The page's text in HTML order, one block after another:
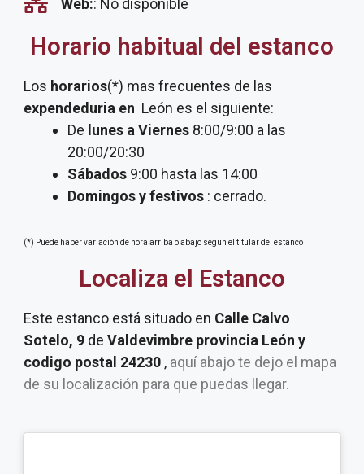
Web:: No disponible
Horario habitual del estanco
Los horarios(*) mas frecuentes de las
expendeduria en León es el siguiente:
De lunes a Viernes 8:00/9:00 a las
20:00/20:30
Sábados 9:00 hasta las 14:00
Domingos y festivos : cerrado.
(*) Puede haber variación de hora arriba o abajo segun el titular del estanco
Localiza el Estanco
Este estanco está situado en Calle Calvo
Sotelo, 9 de Valdevimbre provincia León y
codigo postal 24230 , aquí abajo te dejo el mapa
de su localización para que puedas llegar.